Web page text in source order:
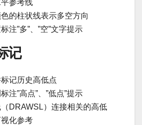
参考线
的柱状线表示多空方向
注”多”、”空”文字提示
记
记历史高低点
注”高点”、”低点”提示
DRAWSL）连接相关的高低
化参考